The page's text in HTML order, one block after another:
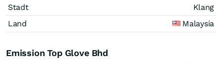
Stadt
Klang
Land
Malaysia
Emission Top Glove Bhd